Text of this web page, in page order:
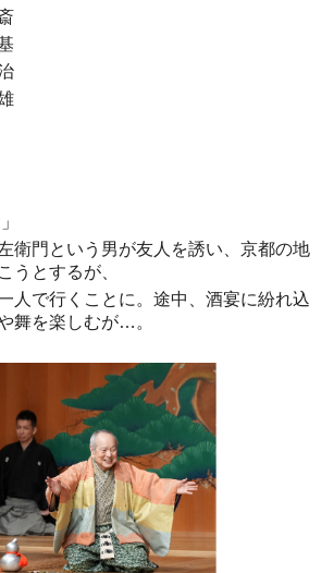
衛門という男が友人を誘い、京都の地
うとするが、
人で行くことに。途中、酒宴に紛れ込
舞を楽しむが…。